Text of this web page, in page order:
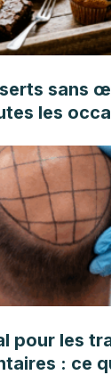
sans
les
pour les
: ce